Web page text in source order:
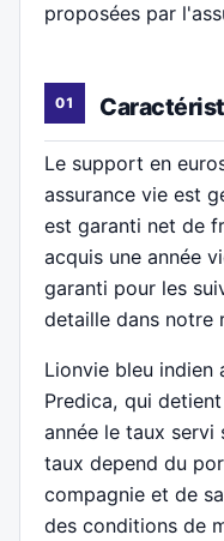
proposées par
Le support en
assurance vie est
est garanti net de
acquis une année
garanti pour les
detaille dans notre
Lionvie bleu indien
Predica, qui
année le taux servi
taux depend du
compagnie et de
des conditions de